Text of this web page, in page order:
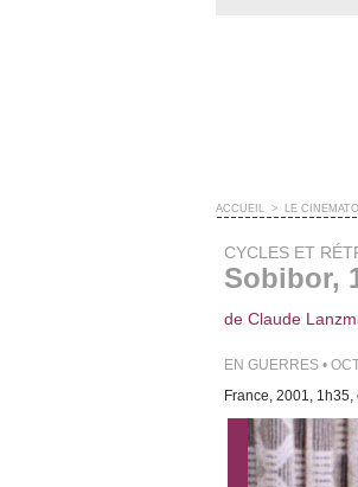
ACCUEIL > LE
CYCLES ET
Sobibor,
de Claude
EN GUERRES •
France, 2001,